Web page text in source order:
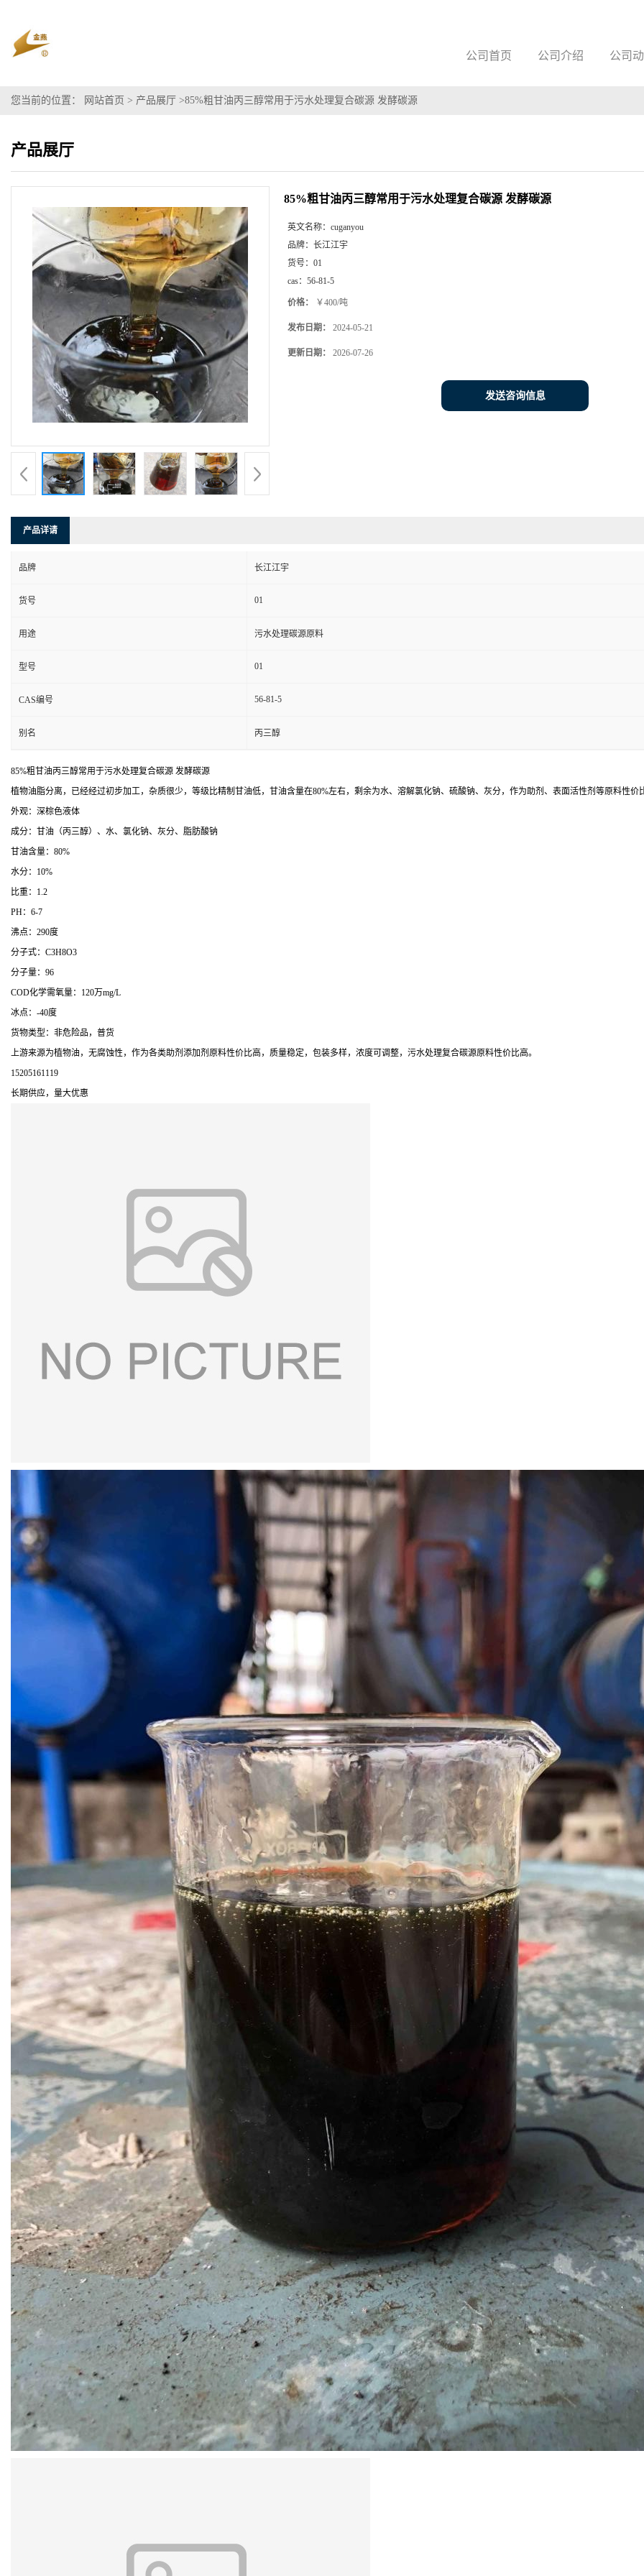
公司首页 公司介绍 公司
您当前的位置： 网站首页 > 产品展厅 >85%粗甘油丙三醇常用于污水处理复合碳源 发酵碳源
产品展厅
85%粗甘油丙三醇常用于污水处理复合碳源 发酵碳源
英文名称： cuganyou
品牌： 长江江宇
货号： 01
cas： 56-81-5
价格： ￥400/吨
发布日期： 2024-05-21
更新日期： 2026-07-26
发送咨询信息
产品详请
品牌 长江江宇
货号 01
用途 污水处理碳源原料
型号 01
CAS编号 56-81-5
别名 丙三醇
85%粗甘油丙三醇常用于污水处理复合碳源 发酵碳源
植物油脂分离，已经经过初步加工，杂质很少，等级比精制甘油低，甘油含量在80%左右，剩余为水、溶解氯化钠、硫酸钠、灰分，作为助剂、表面活性剂等原料性价
外观：深棕色液体
成分：甘油（丙三醇）、水、氯化钠、灰分、脂肪酸钠
甘油含量：80%
水分：10%
比重：1.2
PH：6-7
沸点：290度
分子式：C3H8O3
分子量：96
COD化学需氧量：120万mg/L
冰点：-40度
货物类型：非危险品，普货
上游来源为植物油，无腐蚀性，作为各类助剂添加剂原料性价比高，质量稳定，包装多样，浓度可调整，污水处理复合碳源原料性价比高。
15205161119
长期供应，量大优惠